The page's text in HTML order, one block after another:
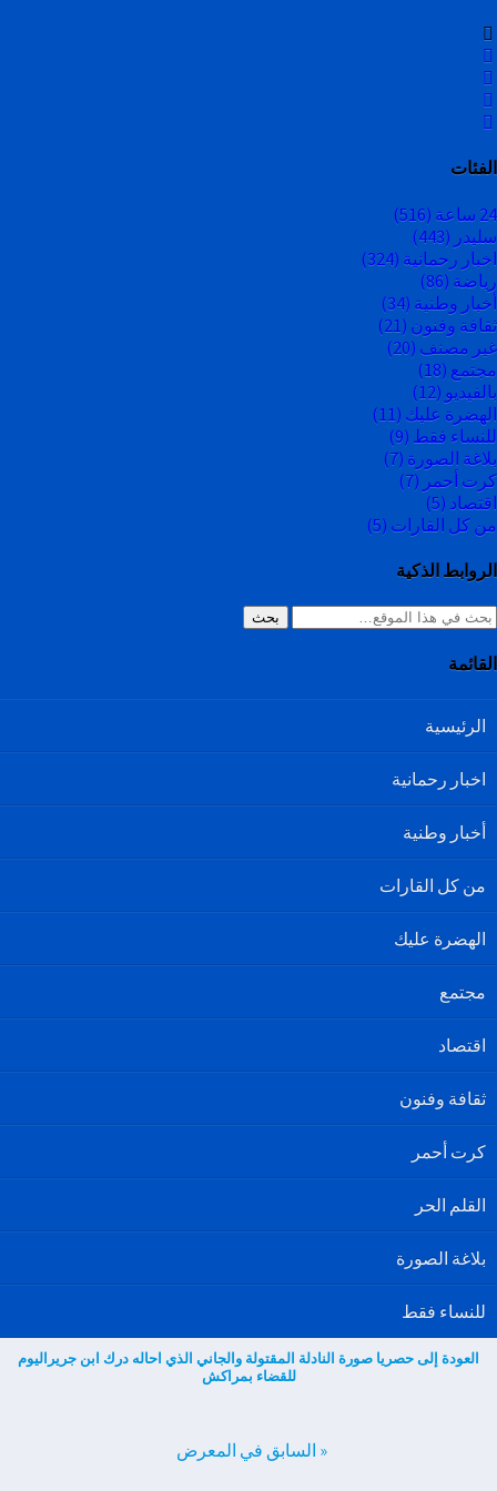
الفئات
24 ساعة
(516)
سليدر (443)
اخبار رحمانية (324)
رياضة (86)
أخبار وطنية (34)
ثقافة وفنون (21)
غير مصنف (20)
مجتمع (18)
بالفيديو (12)
الهضرة عليك (11)
للنساء فقط (9)
بلاغة الصورة (7)
كرت أحمر (7)
اقتصاد (5)
من كل القارات (5)
الروابط الذكية
بحث
القائمة
الرئيسية
اخبار رحمانية
أخبار وطنية
من كل القارات
الهضرة عليك
مجتمع
اقتصاد
ثقافة وفنون
كرت أحمر
القلم الحر
بلاغة الصورة
للنساء فقط
العودة إلى حصريا صورة النادلة المقتولة والجاني الذي احاله درك ابن جريراليوم
للقضاء بمراكش
« السابق في المعرض